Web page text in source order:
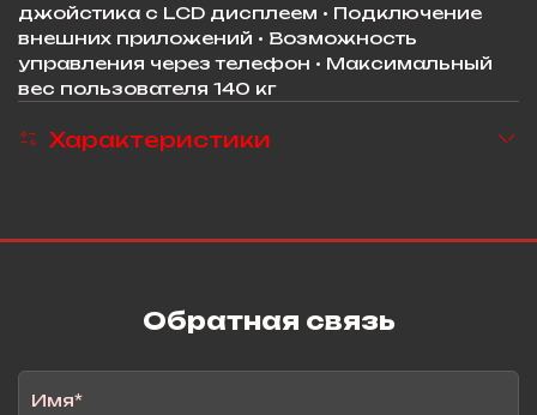
джойстика с LCD дисплеем • Подключение
внешних приложений • Возможность
управления через телефон • Максимальный
вес пользователя 140 кг
Характеристики
Обратная связь